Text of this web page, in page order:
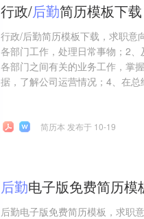
行政/后勤简历模板下载
行政/后勤简历模板下载，求职意
各部门工作，处理日常事物；2
各部门之间有关的业务工作，掌
据，了解公司运营情况；4、在
简历本 发布于 10-19
后勤电子版免费简历模
后勤电子版免费简历模板，求职